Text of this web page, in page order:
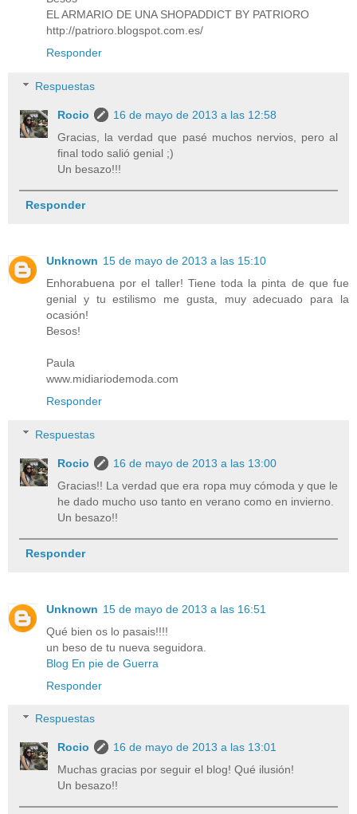
EL ARMARIO DE UNA SHOPADDICT BY PATRIORO
http://patrioro.blogspot.com.es/
Responder
Respuestas
Rocio
16 de mayo de 2013 a las 12:58
Gracias, la verdad que pasé muchos nervios, pero al
final todo salió genial ;)
Un besazo!!!
Responder
Unknown 15 de mayo de 2013 a las 15:10
Enhorabuena por el taller! Tiene toda la pinta de que fue
genial y tu estilismo me gusta, muy adecuado para la
ocasión!
Besos!
Paula
www.midiariodemoda.com
Responder
Respuestas
Rocio
16 de mayo de 2013 a las 13:00
Gracias!! La verdad que era ropa muy cómoda y que le
he dado mucho uso tanto en verano como en invierno.
Un besazo!!
Responder
Unknown 15 de mayo de 2013 a las 16:51
Qué bien os lo pasais!!!!
un beso de tu nueva seguidora.
Blog En pie de Guerra
Responder
Respuestas
Rocio
16 de mayo de 2013 a las 13:01
Muchas gracias por seguir el blog! Qué ilusión!
Un besazo!!